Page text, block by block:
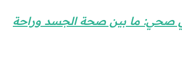
صحي: ما بين صحة الجسد وراحة